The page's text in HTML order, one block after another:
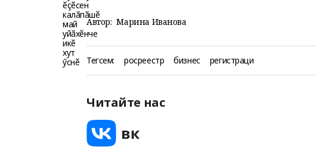
Автор: Марина Иванова
Тегсем: росреестр бизнес регистраци
Читайте нас